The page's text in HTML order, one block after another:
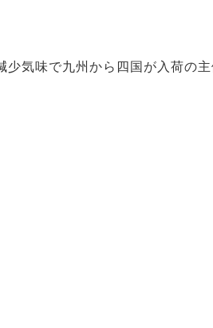
気味で九州から四国が入荷の主